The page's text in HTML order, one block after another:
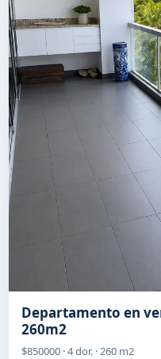
Departamento en
260m2
$850000 · 4 dor. · 260 m2